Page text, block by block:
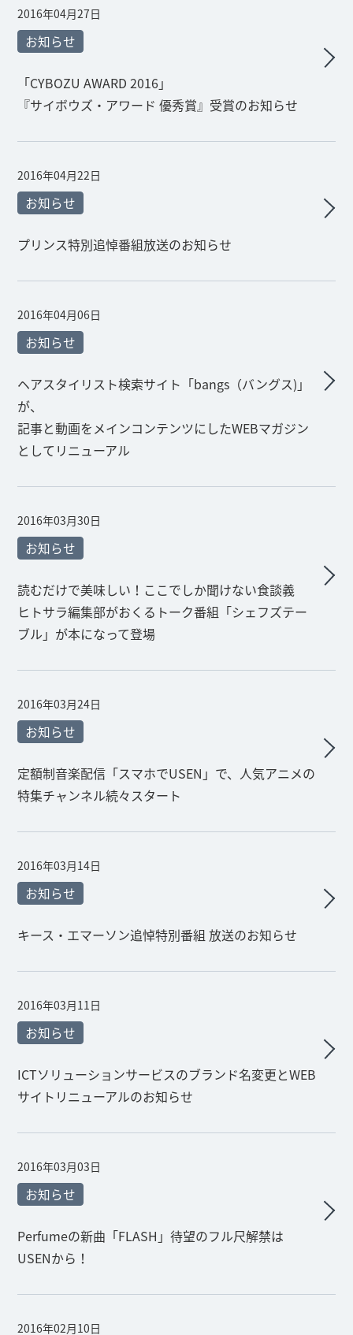
2016年04月27日
お知らせ
「CYBOZU AWARD 2016」
『サイボウズ・アワード 優秀賞』受賞のお知らせ
2016年04月22日
お知らせ
プリンス特別追悼番組放送のお知らせ
2016年04月06日
お知らせ
ヘアスタイリスト検索サイト「bangs（バングス)」
が、
記事と動画をメインコンテンツにしたWEBマガジン
としてリニューアル
2016年03月30日
お知らせ
読むだけで美味しい！ここでしか聞けない食談義
ヒトサラ編集部がおくるトーク番組「シェフズテー
ブル」が本になって登場
2016年03月24日
お知らせ
定額制音楽配信「スマホでUSEN」で、人気アニメの
特集チャンネル続々スタート
2016年03月14日
お知らせ
キース・エマーソン追悼特別番組 放送のお知らせ
2016年03月11日
お知らせ
ICTソリューションサービスのブランド名変更とWEB
サイトリニューアルのお知らせ
2016年03月03日
お知らせ
Perfumeの新曲「FLASH」待望のフル尺解禁は
USENから！
2016年02月10日